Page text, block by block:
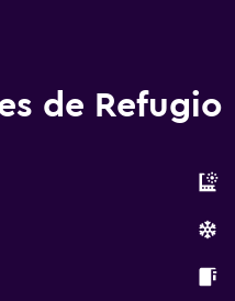
de Refugio